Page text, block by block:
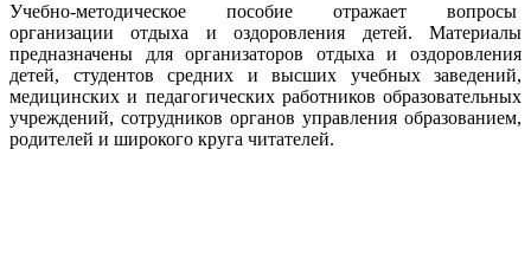
Учебно-методическое пособие отражает вопросы
организации отдыха и оздоровления детей. Материалы
предназначены для организаторов отдыха и оздоровления
детей, студентов средних и высших учебных заведений,
медицинских и педагогических работников образовательных
учреждений, сотрудников органов управления образованием,
родителей и широкого круга читателей.